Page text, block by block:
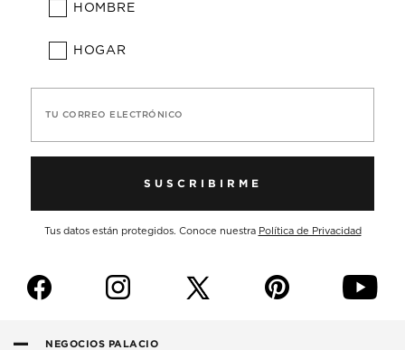
HOMBRE
HOGAR
TU CORREO ELECTRÓNICO
SUSCRIBIRME
Tus datos están protegidos. Conoce nuestra Política de Privacidad
f i p y
NEGOCIOS PALACIO